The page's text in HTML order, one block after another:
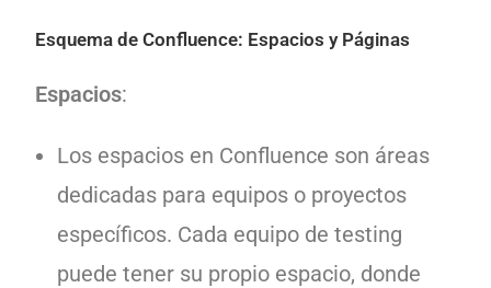
Esquema de Confluence: Espacios y Páginas
Espacios:
Los espacios en Confluence son áreas
dedicadas para equipos o proyectos
específicos. Cada equipo de testing
puede tener su propio espacio, donde